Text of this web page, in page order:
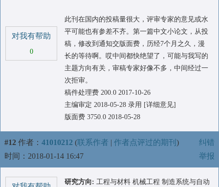
对我有帮助
0
此刊在国内的投稿量很大，评审专家的意见或水
平可能也有参差不齐。第一篇中文小论文，从投
稿，修改到通知交版面费，历经7个月之久，漫
长的等待啊。哎中间都快绝望了，可能与我写的
主题方向有关，审稿专家好像不多，中间经过一
次拒审。
稿件处理费 200.0 2017-10-26
主编审定 2018-05-28 录用 [详细意见]
版面费 3750.0 2018-05-28
#12 作者： 41010212 (联系作者 | 作者点评过的期刊 )
时间：2018-01-14 16:47
纠错
举报
研究方向: 工程与材料 机械工程 制造系统与自动